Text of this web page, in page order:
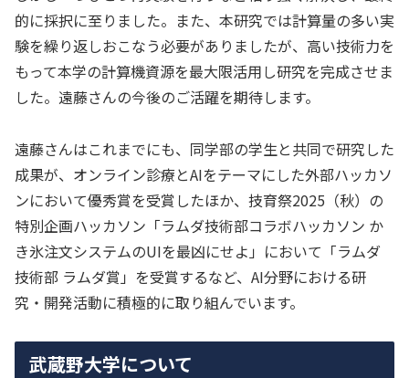
的に採択に至りました。また、本研究では計算量の多い実
験を繰り返しおこなう必要がありましたが、高い技術力を
もって本学の計算機資源を最大限活用し研究を完成させま
した。遠藤さんの今後のご活躍を期待します。
遠藤さんはこれまでにも、同学部の学生と共同で研究した
成果が、オンライン診療とAIをテーマにした外部ハッカソ
ンにおいて優秀賞を受賞したほか、技育祭2025（秋）の
特別企画ハッカソン「ラムダ技術部コラボハッカソン か
き氷注文システムのUIを最凶にせよ」において「ラムダ
技術部 ラムダ賞」を受賞するなど、AI分野における研
究・開発活動に積極的に取り組んでいます。
武蔵野大学について